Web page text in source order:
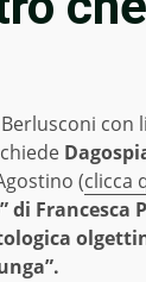
(clicca
di Francesca